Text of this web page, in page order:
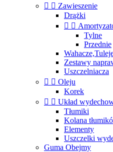
  Zawieszenie
Drążki
 
Tylne
Przednie
Zestawy
Uszczelniacza
  Oleju
Korek
  Układ
Tłumiki
Kolana
Elementy
Uszczelki
Guma Obejmy